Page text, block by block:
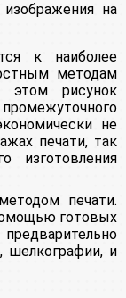
на
к наиболее
методам
этом рисунок
не
печати, так
изготовления
печати.
готовых
шелкографии, и